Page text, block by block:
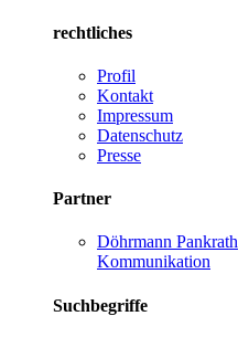
rechtliches
Profil
Kontakt
Impressum
Datenschutz
Presse
Partner
Döhrmann Pankrath
Kommunikation
Suchbegriffe